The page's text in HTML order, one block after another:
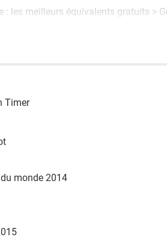
: les meilleurs équivalents gratuits >
Timer
monde 2014